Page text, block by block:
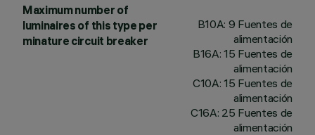
Maximum number of
luminaires of this type per
minature circuit breaker
B10A: 9 Fuentes de
alimentación
B16A: 15 Fuentes de
alimentación
C10A: 15 Fuentes de
alimentación
C16A: 25 Fuentes de
alimentación